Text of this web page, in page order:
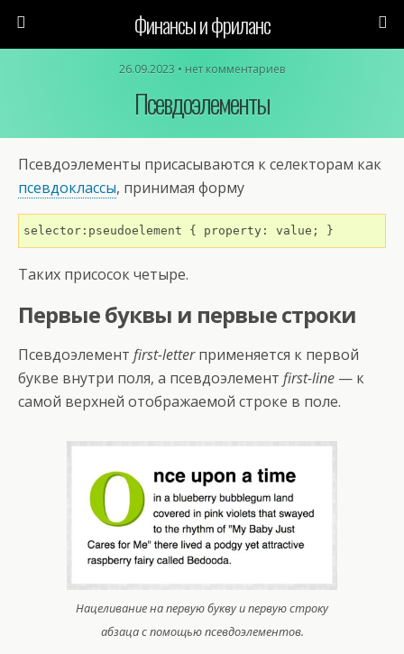
Финансы и фриланс
26.09.2023 • нет комментариев
Псевдоэлементы
Псевдоэлементы присасываются к селекторам как
псевдоклассы, принимая форму
selector:pseudoelement { property: value; }
Таких присосок четыре.
Первые буквы и первые строки
Псевдоэлемент first-letterприменяется к первой
букве внутри поля, а псевдоэлемент first-line — к
самой верхней отображаемой строке в поле.
Нацеливание на первую букву и первую строку
абзаца с помощью псевдоэлементов.